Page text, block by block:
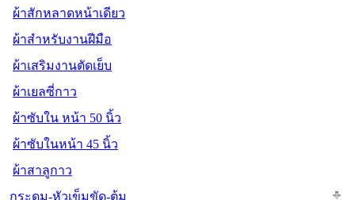
ผ้าสักหลาดหน้าเดียว
ผ้าสำหรับงานฝีมือ
ผ้าเสริมงานตัดเย็บ
ผ้าเยลซี่กาว
ผ้าซับใน หน้า 50 นิ้ว
ผ้าซับในหน้า 45 นิ้ว
ผ้าสาลูกาว
กระดุม-หัวเข็มขัด-ตุ้ม